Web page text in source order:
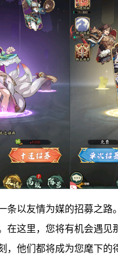
条以友情为媒的招募之路
在这里，您将有机会遇
，他们都将成为您麾下